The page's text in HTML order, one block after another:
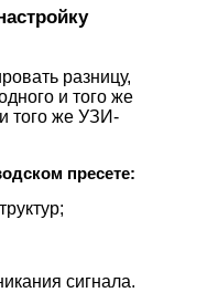
разницу,
и того же
того же УЗИ-
пресете:
сигнала.